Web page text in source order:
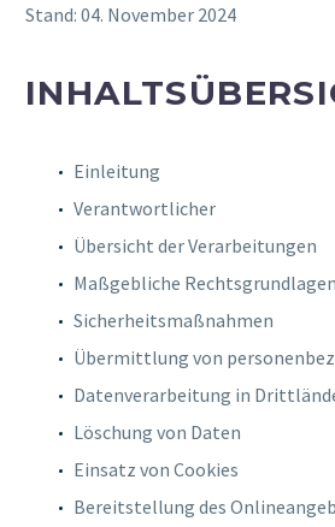
Stand: 04. November 2024
Einleitung
Verantwortlicher
Übersicht der Verarbeitungen
Maßgebliche Rechtsgrundlagen
Sicherheitsmaßnahmen
Übermittlung von
Datenverarbeitung in
Löschung von Daten
Einsatz von Cookies
Bereitstellung des